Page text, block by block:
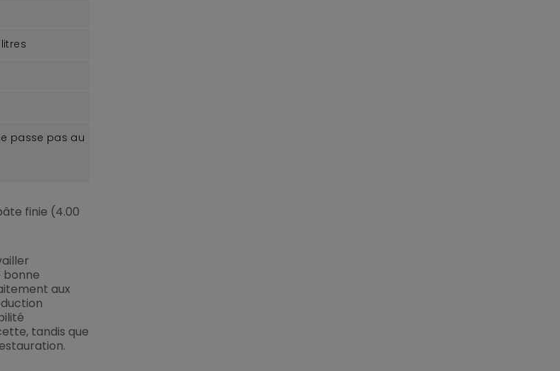
passe pas au
finie (4.00
aux
tandis que